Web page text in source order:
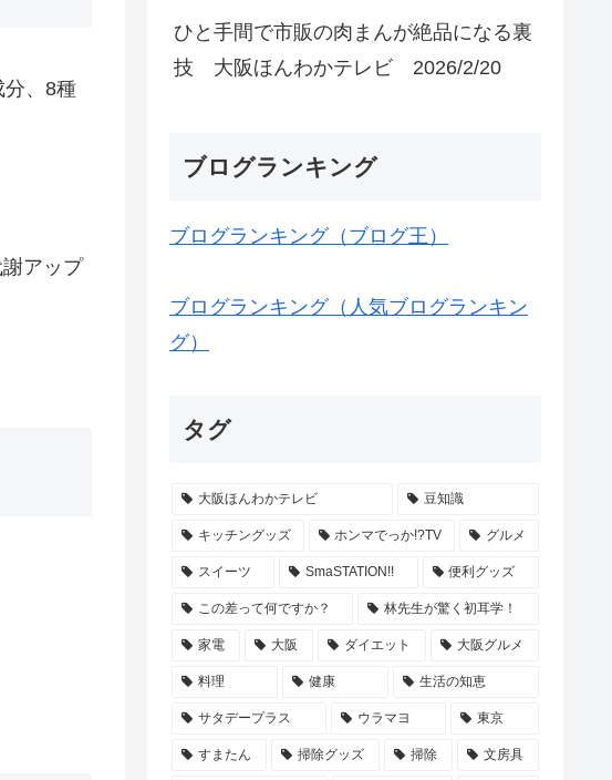
分、8種
アップ
ひと手間で市販の肉まんが絶品になる裏
技 大阪ほんわかテレビ 2026/2/20
ブログランキング
ブログランキング（ブログ王）
ブログランキング（人気ブログランキン
グ）
タグ
大阪ほんわかテレビ 豆知識
キッチングッズ ホンマでっか!?TV グルメ
スイーツ SmaSTATION!! 便利グッズ
この差って何ですか？ 林先生が驚く初耳学！
家電 大阪 ダイエット 大阪グルメ
料理 健康 生活の知恵
サタデープラス ウラマヨ 東京
すまたん 掃除グッズ 掃除 文房具